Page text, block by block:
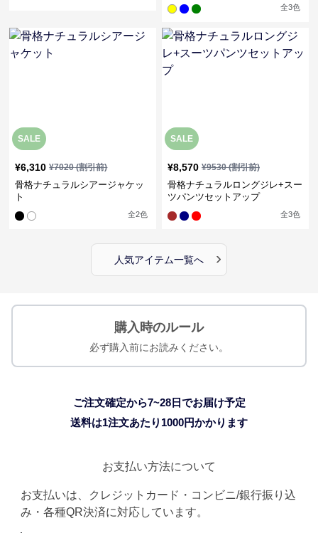
全3色
SALE
¥6,310 ¥7020(割引前)
骨格ナチュラルシアージャケッ
ト
全2色
SALE
¥8,570 ¥9530(割引前)
骨格ナチュラルロングジレ+スー
ツパンツセットアップ
全3色
人気アイテム一覧へ ›
購入時のルール
必ず購入前にお読みください。
ご注文確定から7~28日でお届け予定
送料は1注文あたり 1000円かかります
お支払い方法について
お支払いは、クレジットカード・コンビニ/銀行振り込
み・各種QR決済に対応しています。